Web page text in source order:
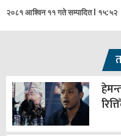
२०८१ आश्विन ११ गते सम्पादित l १५:५२